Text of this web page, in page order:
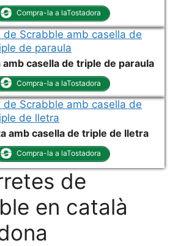
Compra-la a laTostadora
casella de triple de paraula
Compra-la a laTostadora
amb casella de triple de lletra
Compra-la a laTostadora
de
en català